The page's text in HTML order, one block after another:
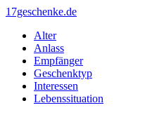
Zum
springen
17geschenke.de
Alter
Anlass
Empfänger
Geschenktyp
Interessen
Lebenssituation